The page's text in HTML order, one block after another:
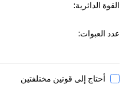
القوة الدائرية:
عدد العبوات:
أحتاج إلى قوتين مختلفتين